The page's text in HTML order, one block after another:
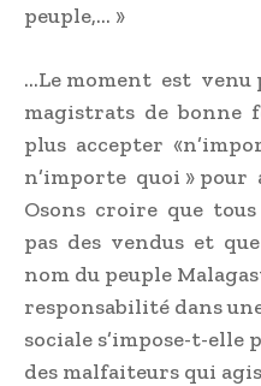
peuple,… »
…Le moment est venu
magistrats de bonne
plus accepter
n’importe quoi »
Osons croire que
pas des vendus et
nom du peuple
responsabilité dans
sociale s’impose-t-
des malfaiteurs qui